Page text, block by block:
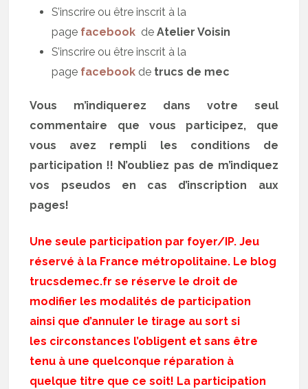
S’inscrire ou être inscrit à la
page facebook deAtelier Voisin
S’inscrire ou être inscrit à la
page facebook de trucs de mec
Vous m’indiquerez dans votre seul
commentaire que vous participez, que
vous avez rempli les conditions de
participation !! N’oubliez pas de m’indiquez
vos pseudos en cas d’inscription aux
pages!
Une seule participation par foyer/IP. Jeu
réservé à la France métropolitaine. Le blog
trucsdemec.fr se réserve le droit de
modifier les modalités de participation
ainsi que d’annuler le tirage au sort si
les circonstances l’obligent et sans être
tenu à une quelconque réparation à
quelque titre que ce soit! La participation